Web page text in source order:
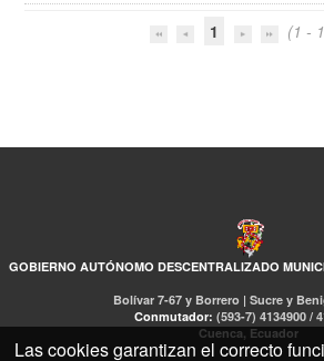
1
(1 -
GOBIERNO AUTÓNOMO DESCENTRALIZADO
Bolívar 7-67 y Borrero | Sucre y
Conmutador: (593-7) 4134900 /
Cuenca, Ecuador
Las cookies garantizan el correcto